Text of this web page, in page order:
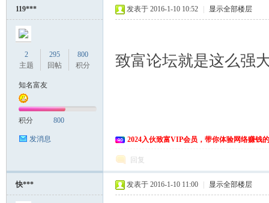
119***
2
主题
295
回帖
800
积分
知名富友
积分 800
发消息
发表于 2016-1-10 10:52 显示全部楼层
致富论坛就是这么强
2024入伙致富VIP会员，带你体验网络赚钱
回复
快*** 发表于 2016-1-10 11:00 显示全部楼层